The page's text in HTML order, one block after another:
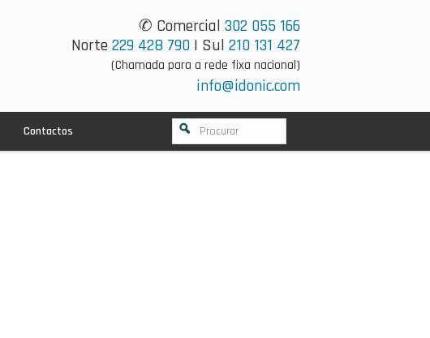
✆ Comercial 302 055 166
Norte229 428 790 | Sul 210 131 427
(Chamada para a rede fixa nacional)
info@idonic.com
Contactos